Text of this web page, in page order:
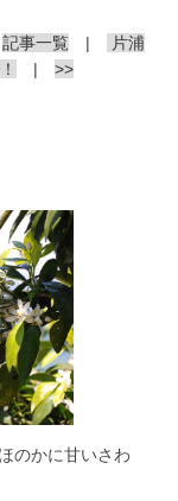
記事一覧 |
片浦
| >>
のかに甘いさわ